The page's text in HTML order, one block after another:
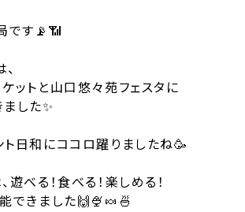
です📡📶
ットと山口悠々苑フェスタに
した✨
日和にココロ躍りましたね🥳
遊べる！食べる！楽しめる！
できました🙌🍨🍬🍜